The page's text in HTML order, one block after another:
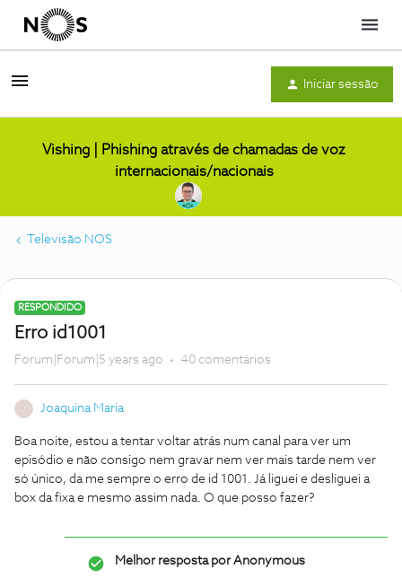
Menu
Iniciar sessão
Vishing | Phishing através de chamadas de voz
internacionais/nacionais
Televisão NOS
RESPONDIDO
Erro id1001
Forum|Forum|5 years ago 40 comentários
Joaquina Maria
Boa noite, estou a tentar voltar atrás num canal para ver um
episódio e não consigo nem gravar nem ver mais tarde nem ver
só único, da me sempre o erro de id 1001. Já liguei e desliguei a
box da fixa e mesmo assim nada. O que posso fazer?
Melhor resposta porAnonymous